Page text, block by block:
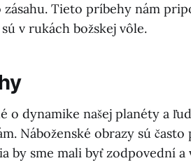
zásahu. Tieto príbehy nám
v rukách božskej vôle.
o dynamike našej planéty a
Náboženské obrazy sú
by sme mali byť zodpovední a